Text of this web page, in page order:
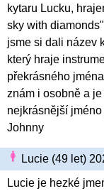
kytaru Lucku,
sky with
jsme si dali název
který hraje
překrásného
znám i osobně a
nejkrásnější
Johnny
Lucie (49 let)
Lucie je hezké